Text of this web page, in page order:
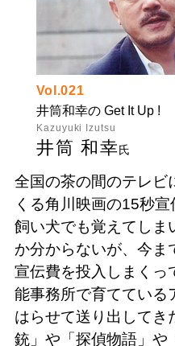
Vol.021
井筒和幸の Get It Up !
Kazuyuki Izutsu
井筒 和幸氏
全国の茶の間のテレビ
くる角川映画の15秒
飼い犬でも覚えてしま
か分からないが、今ま
宣伝費を投入しまくっ
能事務所で育てている
はらせて送り出してき
銃」や「探偵物語」や